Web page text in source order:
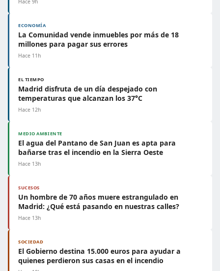
Hace 9h
ECONOMÍA
La Comunidad vende inmuebles por más de 18
millones para pagar sus errores
Hace 11h
EL TIEMPO
Madrid disfruta de un día despejado con
temperaturas que alcanzan los 37°C
Hace 12h
MEDIO AMBIENTE
El agua del Pantano de San Juan es apta para
bañarse tras el incendio en la Sierra Oeste
Hace 13h
SUCESOS
Un hombre de 70 años muere estrangulado en
Madrid: ¿Qué está pasando en nuestras calles?
Hace 13h
SOCIEDAD
El Gobierno destina 15.000 euros para ayudar a
quienes perdieron sus casas en el incendio